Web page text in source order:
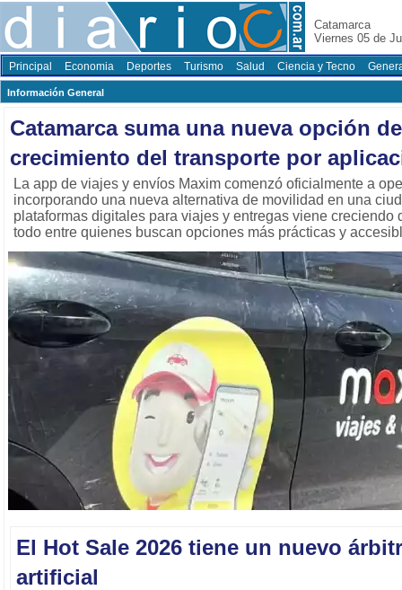
Catamarca
Viernes 05 de
Principal Economia Deportes Turismo Salud Ciencia y Tecno
Información General
Catamarca suma una nueva opción
crecimiento del transporte por
La app de viajes y envíos Maxim comenzó oficialmente a
incorporando una nueva alternativa de movilidad en una
plataformas digitales para viajes y entregas viene creciendo
todo entre quienes buscan opciones más prácticas y
El Hot Sale 2026 tiene un nuevo
artificial